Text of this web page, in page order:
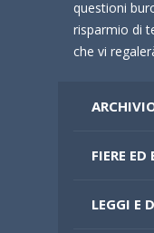
questioni
risparmio di
che vi
FIERE ED
LEGGI E